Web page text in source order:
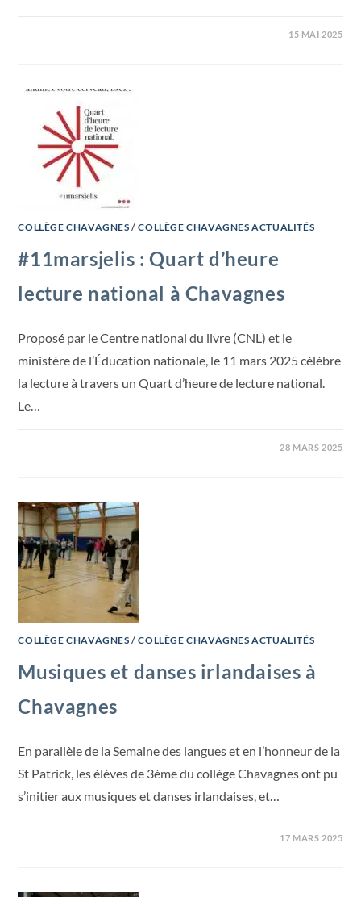
15 MAI 2025
COLLÈGE CHAVAGNES /COLLÈGE CHAVAGNES ACTUALITÉS
#11marsjelis : Quart d’heure
lecture national à Chavagnes
Proposé par le Centre national du livre (CNL) et le
ministère de l’Éducation nationale, le 11 mars 2025 célèbre
la lecture à travers un Quart d’heure de lecture national.
Le…
28 MARS 2025
COLLÈGE CHAVAGNES /COLLÈGE CHAVAGNES ACTUALITÉS
Musiques et danses irlandaises à
Chavagnes
En parallèle de la Semaine des langues et en l’honneur de la
St Patrick, les élèves de 3ème du collège Chavagnes ont pu
s’initier aux musiques et danses irlandaises, et…
17 MARS 2025